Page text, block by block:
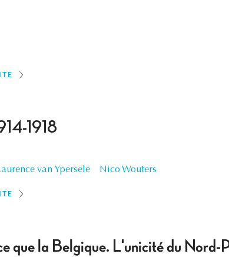
1918
van Ypersele Nico Wouters
que la Belgique. L'unicité du